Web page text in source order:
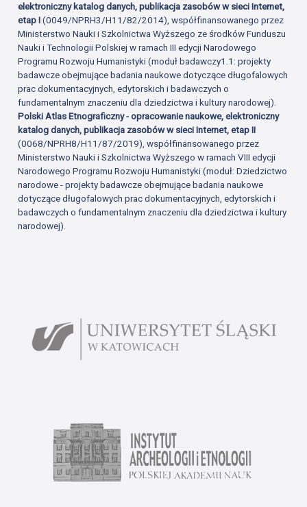
elektroniczny katalog danych, publikacja zasobów w sieci Internet,
etap I(0049/NPRH3/H11/82/2014), współfinansowanego przez
Ministerstwo Nauki i Szkolnictwa Wyższego ze środków Funduszu
Nauki i Technologii Polskiej w ramach III edycji Narodowego
Programu Rozwoju Humanistyki (moduł badawczy1.1: projekty
badawcze obejmujące badania naukowe dotyczące długofalowych
prac dokumentacyjnych, edytorskich i badawczych o
fundamentalnym znaczeniu dla dziedzictwa i kultury narodowej).
Polski Atlas Etnograficzny - opracowanie naukowe, elektroniczny
katalog danych, publikacja zasobów w sieci Internet, etap II
(0068/NPRH8/H11/87/2019), współfinansowanego przez
Ministerstwo Nauki i Szkolnictwa Wyższego w ramach VIII edycji
Narodowego Programu Rozwoju Humanistyki (moduł: Dziedzictwo
narodowe - projekty badawcze obejmujące badania naukowe
dotyczące długofalowych prac dokumentacyjnych, edytorskich i
badawczych o fundamentalnym znaczeniu dla dziedzictwa i kultury
narodowej).